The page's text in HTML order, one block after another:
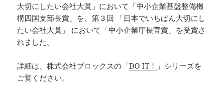
大切にしたい会社大賞」において「中小企業基盤整備機
構四国支部長賞」を、第３回 「日本でいちばん大切にし
たい会社大賞」 において「中小企業庁長官賞」を受賞さ
れました。
詳細は、株式会社ブロックスの「DO IT！ 」シリーズを
ご覧ください。